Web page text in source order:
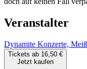
Veranstalter
Dynamite Konzerte,
Tickets ab 16,50 €
Jetzt kaufen